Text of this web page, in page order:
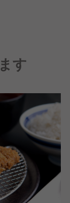
でいただける
す